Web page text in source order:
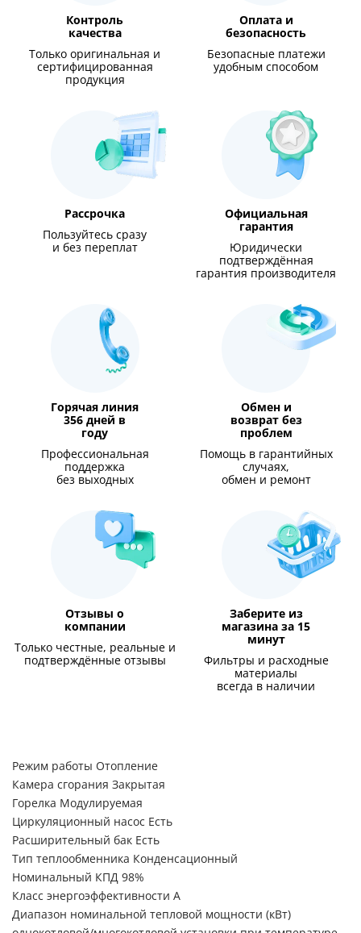
Контроль
качества
Только оригинальная и
сертифицированная
продукция
Оплата и
безопасность
Безопасные платежи
удобным способом
Рассрочка
Пользуйтесь сразу
и без переплат
Официальная
гарантия
Юридически
подтверждённая
гарантия производителя
Горячая линия
356 дней в
году
Профессиональная
поддержка
без выходных
Обмен и
возврат без
проблем
Помощь в гарантийных
случаях,
обмен и ремонт
Отзывы о
компании
Только честные, реальные и
подтверждённые отзывы
Заберите из
магазина за 15
минут
Фильтры и расходные
материалы
всегда в наличии
Режим работы Отопление
Камера сгорания Закрытая
Горелка Модулируемая
Циркуляционный насос Есть
Расширительный бак Есть
Тип теплообменника Конденсационный
Номинальный КПД 98%
Класс энергоэффективности A
Диапазон номинальной тепловой мощности (кВт)